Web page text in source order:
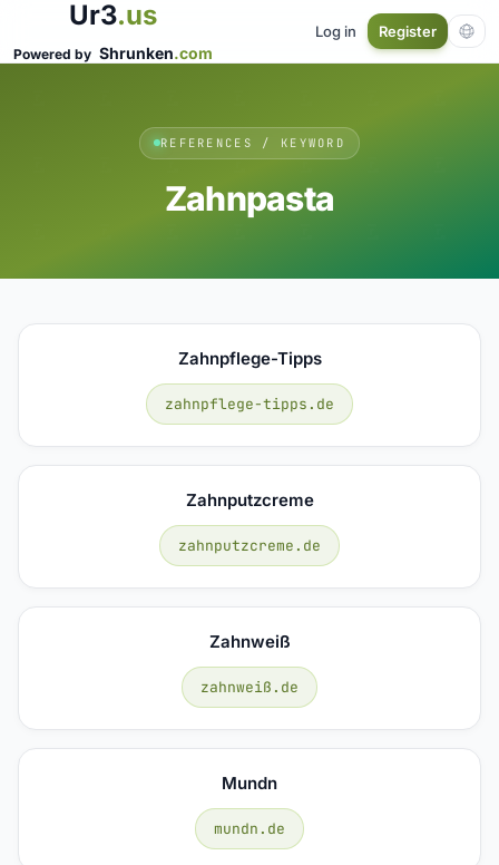
Ur3.us
Powered by Shrunken.com
Log in Register
REFERENCES / KEYWORD
Zahnpasta
Zahnpflege-Tipps
zahnpflege-tipps.de
Zahnputzcreme
zahnputzcreme.de
Zahnweiß
zahnweiß.de
Mundn
mundn.de